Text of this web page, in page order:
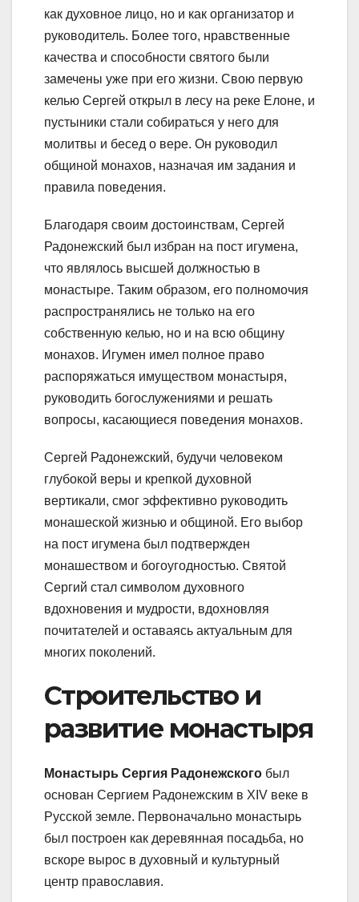
как духовное лицо, но и как организатор и
руководитель. Более того, нравственные
качества и способности святого были
замечены уже при его жизни. Свою первую
келью Сергей открыл в лесу на реке Елоне, и
пустыники стали собираться у него для
молитвы и бесед о вере. Он руководил
общиной монахов, назначая им задания и
правила поведения.
Благодаря своим достоинствам, Сергей
Радонежский был избран на пост игумена,
что являлось высшей должностью в
монастыре. Таким образом, его полномочия
распространялись не только на его
собственную келью, но и на всю общину
монахов. Игумен имел полное право
распоряжаться имуществом монастыря,
руководить богослужениями и решать
вопросы, касающиеся поведения монахов.
Сергей Радонежский, будучи человеком
глубокой веры и крепкой духовной
вертикали, смог эффективно руководить
монашеской жизнью и общиной. Его выбор
на пост игумена был подтвержден
монашеством и богоугодностью. Святой
Сергий стал символом духовного
вдохновения и мудрости, вдохновляя
почитателей и оставаясь актуальным для
многих поколений.
Строительство и
развитие монастыря
Монастырь Сергия Радонежского был
основан Сергием Радонежским в XIV веке в
Русской земле. Первоначально монастырь
был построен как деревянная посадьба, но
вскоре вырос в духовный и культурный
центр православия.